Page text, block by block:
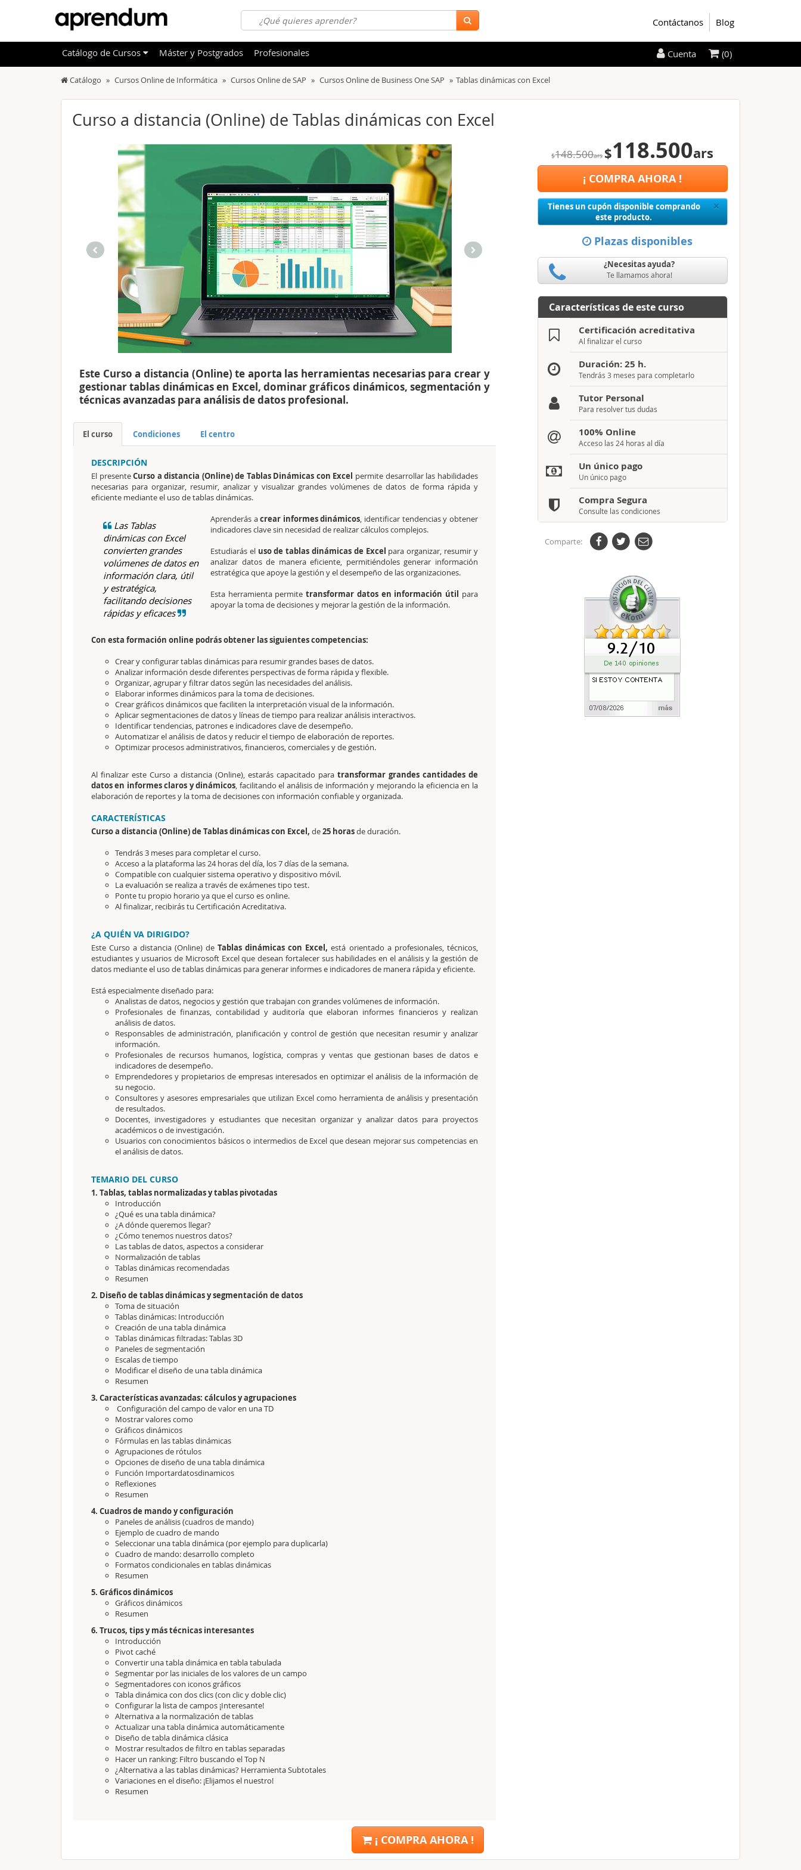
OFERTAS DESTACADAS
NOVEDADES DE NUESTRO CATÁLOGO
Informática
Idiomas
Administración de Empresas
Deportes y Ocio
Educación
Otras Temáticas
Marketing y Comunicación
Finanzas
Belleza y Moda
Comercial y Ventas
Medio Ambiente
Contáctanos Blog
Catálogo Cursos Online de Informática Cursos Online de SAP Cursos Online de Business One SAP Tablas dinámicas con Excel
Curso a distancia (Online) de Tablas dinámicas con Excel
Este Curso a distancia (Online) te aporta las herramientas necesarias para crear y
gestionar tablas dinámicas en Excel, dominar gráficos dinámicos, segmentación y
técnicas avanzadas para análisis de datos profesional.
El curso Condiciones El centro
DESCRIPCIÓN
El presenteCurso a distancia (Online) de Tablas Dinámicas con Excel permite desarrollar las habilidades
necesarias para organizar, resumir, analizar y visualizar grandes volúmenes de datos de forma rápida y
eficiente mediante el uso de tablas dinámicas.
Las Tablas
dinámicas con Excel
convierten grandes
volúmenes de datos en
información clara, útil
y estratégica,
facilitando decisiones
rápidas y eficaces
Aprenderás acrear informes dinámicos, identificar tendencias y obtener
indicadores clave sin necesidad de realizar cálculos complejos.
Estudiarás el uso de tablas dinámicas de Excel para organizar, resumir y
analizar datos de manera eficiente, permitiéndoles generar información
estratégica que apoye la gestión y el desempeño de las organizaciones.
Esta herramienta permitetransformar datos en información útil para
apoyar la toma de decisiones y mejorar la gestión de la información.
Con esta formación online podrás obtener las siguientes competencias:
Crear y configurar tablas dinámicas para resumir grandes bases de datos.
Analizar información desde diferentes perspectivas de forma rápida y flexible.
Organizar, agrupar y filtrar datos según las necesidades del análisis.
Elaborar informes dinámicos para la toma de decisiones.
Crear gráficos dinámicos que faciliten la interpretación visual de la información.
Aplicar segmentaciones de datos y líneas de tiempo para realizar análisis interactivos.
Identificar tendencias, patrones e indicadores clave de desempeño.
Automatizar el análisis de datos y reducir el tiempo de elaboración de reportes.
Optimizar procesos administrativos, financieros, comerciales y de gestión.
Al finalizar este Curso a distancia (Online), estarás capacitado para transformar grandes cantidades de
datos en informes claros y dinámicos, facilitando el análisis de información y mejorando la eficiencia en la
elaboración de reportes y la toma de decisiones con información confiable y organizada.
CARACTERÍSTICAS
Curso a distancia (Online) de Tablas dinámicas con Excel, de25 horasde duración.
Tendrás 3 meses para completar el curso.
Acceso a la plataforma las 24 horas del día, los 7 días de la semana.
Compatible con cualquier sistema operativo y dispositivo móvil.
La evaluación se realiza a través de exámenes tipo test.
Ponte tu propio horario ya que el curso es online.
Al finalizar, recibirás tu Certificación Acreditativa.
¿A QUIÉN VA DIRIGIDO?
Este Curso a distancia (Online) deTablas dinámicas con Excel,está orientado a profesionales, técnicos,
estudiantes y usuarios de Microsoft Excel que desean fortalecer sus habilidades en el análisis y la gestión de
datos mediante el uso de tablas dinámicas para generar informes e indicadores de manera rápida y eficiente.
Está especialmente diseñado para:
Analistas de datos, negocios y gestión que trabajan con grandes volúmenes de información.
Profesionales de finanzas, contabilidad y auditoría que elaboran informes financieros y realizan
análisis de datos.
Responsables de administración, planificación y control de gestión que necesitan resumir y analizar
información.
Profesionales de recursos humanos, logística, compras y ventas que gestionan bases de datos e
indicadores de desempeño.
Emprendedores y propietarios de empresas interesados en optimizar el análisis de la información de
su negocio.
Consultores y asesores empresariales que utilizan Excel como herramienta de análisis y presentación
de resultados.
Docentes, investigadores y estudiantes que necesitan organizar y analizar datos para proyectos
académicos o de investigación.
Usuarios con conocimientos básicos o intermedios de Excel que desean mejorar sus competencias en
el análisis de datos.
TEMARIO DEL CURSO
1. Tablas, tablas normalizadas y tablas pivotadas
Introducción
¿Qué es una tabla dinámica?
¿A dónde queremos llegar?
¿Cómo tenemos nuestros datos?
Las tablas de datos, aspectos a considerar
Normalización de tablas
Tablas dinámicas recomendadas
Resumen
2. Diseño de tablas dinámicas y segmentación de datos
Toma de situación
Tablas dinámicas: Introducción
Creación de una tabla dinámica
Tablas dinámicas filtradas: Tablas 3D
Paneles de segmentación
Escalas de tiempo
Modificar el diseño de una tabla dinámica
Resumen
3. Características avanzadas: cálculos y agrupaciones
Configuración del campo de valor en una TD
Mostrar valores como
Gráficos dinámicos
Fórmulas en las tablas dinámicas
Agrupaciones de rótulos
Opciones de diseño de una tabla dinámica
Función Importardatosdinamicos
Reflexiones
Resumen
4. Cuadros de mando y configuración
Paneles de análisis (cuadros de mando)
Ejemplo de cuadro de mando
Seleccionar una tabla dinámica (por ejemplo para duplicarla)
Cuadro de mando: desarrollo completo
Formatos condicionales en tablas dinámicas
Resumen
5. Gráficos dinámicos
Gráficos dinámicos
Resumen
6. Trucos, tips y más técnicas interesantes
Introducción
Pivot caché
Convertir una tabla dinámica en tabla tabulada
Segmentar por las iniciales de los valores de un campo
Segmentadores con iconos gráficos
Tabla dinámica con dos clics (con clic y doble clic)
Configurar la lista de campos ¡Interesante!
Alternativa a la normalización de tablas
Actualizar una tabla dinámica automáticamente
Diseño de tabla dinámica clásica
Mostrar resultados de filtro en tablas separadas
Hacer un ranking: Filtro buscando el Top N
¿Alternativa a las tablas dinámicas? Herramienta Subtotales
Variaciones en el diseño: ¡Elijamos el nuestro!
Resumen
¡ COMPRA AHORA !
$148.500ars $118.500ars
¡ COMPRA AHORA !
×Close
Tienes un cupón disponible comprando
este producto.
Plazas disponibles
¿Necesitas ayuda?
Te llamamos ahora!
Características de este curso
Certificación acreditativa
Al finalizar el curso
Duración: 25 h.
Tendrás 3 meses para completarlo
Tutor Personal
Para resolver tus dudas
100% Online
Acceso las 24 horas al día
Un único pago
Un único pago
Compra Segura
Consulte las condiciones
Comparte:
Catálogo de Cursos Máster y Postgrados Profesionales Cuenta (0)